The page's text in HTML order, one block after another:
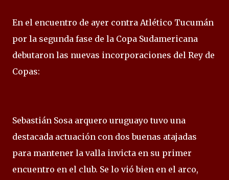
En el encuentro de ayer contra Atlético Tucumán
por la segunda fase de la Copa Sudamericana
debutaron las nuevas incorporaciones del Rey de
Copas:
Sebastián Sosa arquero uruguayo tuvo una
destacada actuación con dos buenas atajadas
para mantener la valla invicta en su primer
encuentro en el club. Se lo vió bien en el arco,